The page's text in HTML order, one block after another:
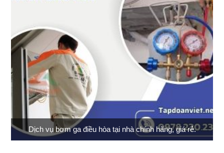
Dịch vụ bơm ga điều hòa tại nhà chính hãng, giá rẻ.